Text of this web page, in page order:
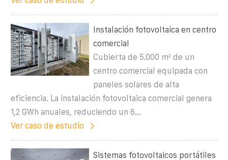
Instalación fotovoltaica en centro
comercial
Cubierta de 5.000 m² de un
centro comercial equipada con
paneles solares de alta
eficiencia. La instalación fotovoltaica comercial genera
1,2 GWh anuales, reduciendo un 6…
Ver caso de estudio
Sistemas fotovoltaicos portátiles